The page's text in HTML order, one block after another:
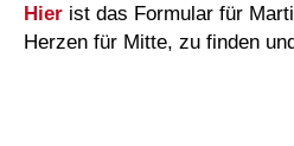
Hier ist das Formular für
Herzen für Mitte, zu finden